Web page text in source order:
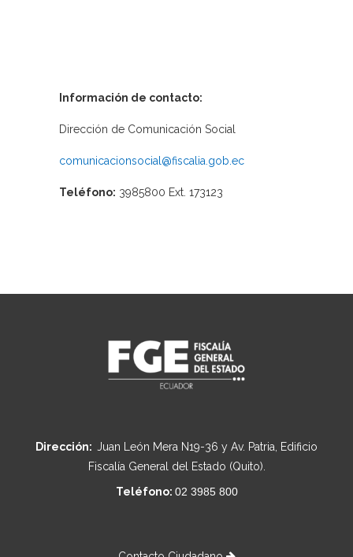
Información de contacto:
Dirección de Comunicación Social
comunicacionsocial@fiscalia.gob.ec
Teléfono: 3985800 Ext. 173123
Dirección: Juan León Mera N19-36 y Av. Patria, Edificio
Fiscalía General del Estado (Quito).
Teléfono: 02 3985 800